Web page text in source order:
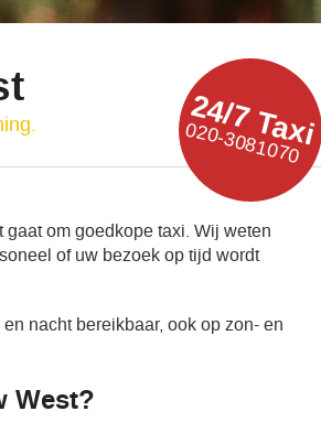
24/7 Taxi
020-3081070
om goedkope taxi. Wij weten
of uw bezoek op tijd wordt
nacht bereikbaar, ook op zon- en
West?